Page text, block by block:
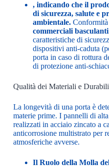
, indicando che il
di sicurezza, salute e
ambientale.Conformità
commerciali basculanti
caratteristiche di
dispositivi anti-caduta
porta in caso di rottura
di protezione anti-
Qualità dei Materiali e
La longevità di una porta è
materie prime. I pannelli di
realizzati in acciaio zincato a
anticorrosione multistrato per
atmosferiche avverse.
Il Ruolo della Molla